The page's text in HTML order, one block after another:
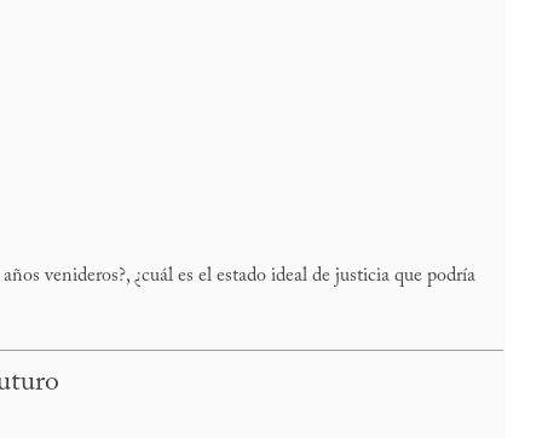
venideros?, ¿cuál es el estado ideal de justicia que podría